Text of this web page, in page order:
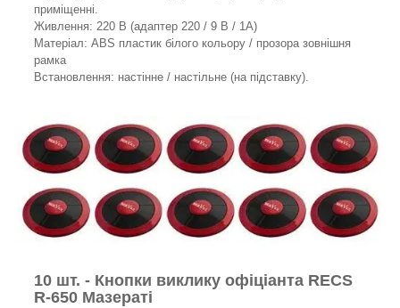
приміщенні.
Живлення: 220 В (адаптер 220 / 9 B / 1A)
Матеріал: ABS пластик білого кольору / прозора зовнішня
рамка
Встановлення: настінне / настільне (на підставку).
10 шт. - Кнопки виклику офіціанта RECS
R-650 Мазераті